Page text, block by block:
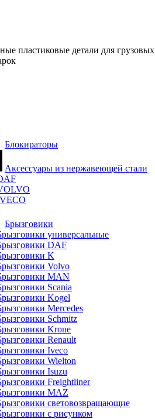
пластиковые детали для грузовых
Блокираторы
Аксессуары из нержавеющей стали
Брызговики
универсальные
DAF
K
Volvo
MAN
Scania
Kogel
Mercedes
Schmitz
Krone
Renault
Iveco
Wielton
Isuzu
Freightliner
MAZ
световозвращающие
с рисунком